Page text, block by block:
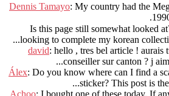
Dennis Tamayo: My country had the
.
Is this page still somewhat looked at
looking to complete my korean
.
david: hello , tres bel article ! aurais
conseiller sur canton ? j
.
Álex: Do you know where can I find a
sticker? This post is
Achoo: I bought one of these today. If